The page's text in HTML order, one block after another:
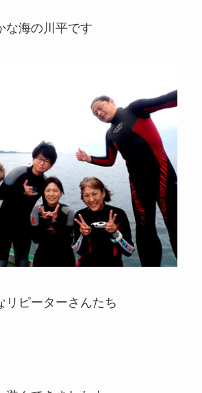
な海の川平です
リピーターさんたち